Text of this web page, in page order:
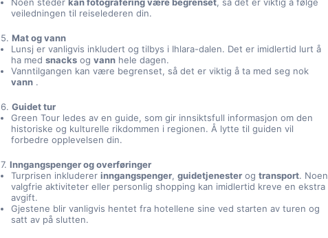
veiledningen til reiselederen din.
5.Mat og vann
Lunsj er vanligvis inkludert og tilbys i Ihlara-dalen. Det er imidlertid lurt å
ha medsnacks ogvann hele dagen.
Vanntilgangen kan være begrenset, så det er viktig å ta med seg nok
vann .
6.Guidet tur
Green Tour ledes av en guide, som gir innsiktsfull informasjon om den
historiske og kulturelle rikdommen i regionen. Å lytte til guiden vil
forbedre opplevelsen din.
7.Inngangspenger og overføringer
Turprisen inkludererinngangspenger,guidetjenester ogtransport. Noen
valgfrie aktiviteter eller personlig shopping kan imidlertid kreve en ekstra
avgift.
Gjestene blir vanligvis hentet fra hotellene sine ved starten av turen og
satt av på slutten.